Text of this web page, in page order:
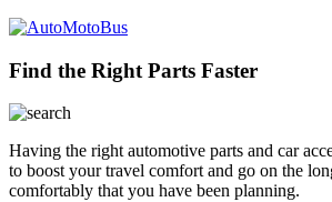
Find the Right Parts Faster
Having the right automotive parts and car
to boost your travel comfort and go on the
comfortably that you have been planning.